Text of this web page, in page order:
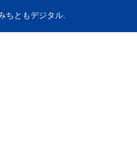
ちともデジタル.